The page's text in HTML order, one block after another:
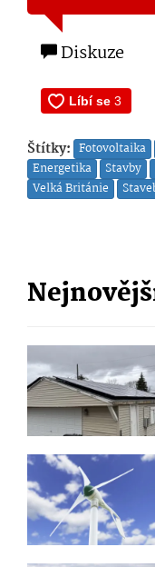
Diskuze
Štítky: Fotovoltaika
Energetika
Stavby
Velká Británie